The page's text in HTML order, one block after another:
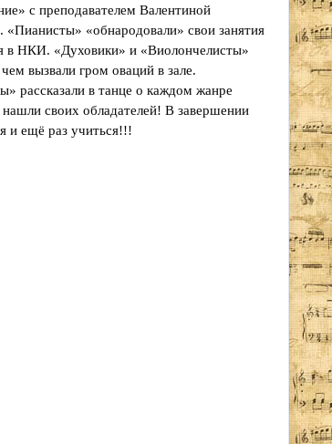
с преподавателем Валентиной
«обнародовали» свои занятия
в НКИ. «Духовики» и «Виолончелисты»
вызвали гром оваций в зале.
рассказали в танце о каждом жанре
своих обладателей! В завершении
и ещё раз учиться!!!